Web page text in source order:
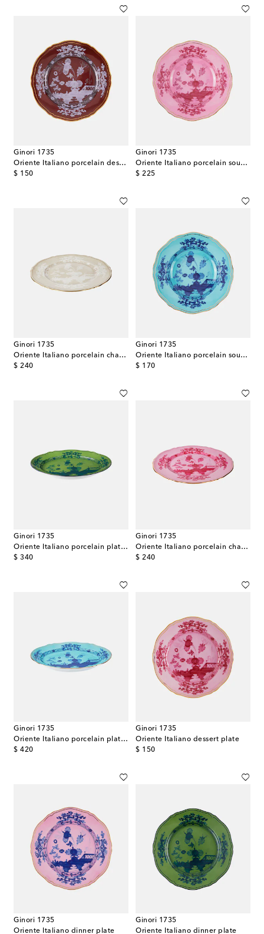
Ginori 1735
Oriente Italiano porcelain dessert plate
$ 150
original price
Ginori 1735
Oriente Italiano porcelain soup plate
$ 225
original price
Ginori 1735
Oriente Italiano porcelain charger plate
$ 240
original price
Ginori 1735
Oriente Italiano porcelain soup plate
$ 170
original price
Ginori 1735
Oriente Italiano porcelain platter
$ 340
original price
Ginori 1735
Oriente Italiano porcelain charger plate
$ 240
original price
Ginori 1735
Oriente Italiano porcelain platter
$ 420
original price
Ginori 1735
Oriente Italiano dessert plate
$ 150
original price
Ginori 1735
Oriente Italiano dinner plate
Ginori 1735
Oriente Italiano dinner plate